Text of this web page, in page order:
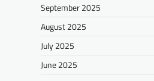
September 2025
August 2025
July 2025
June 2025